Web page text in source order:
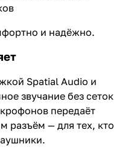
и надёжно.
Spatial Audio и
звучание без сеток
передаёт
разъём — для тех, кто